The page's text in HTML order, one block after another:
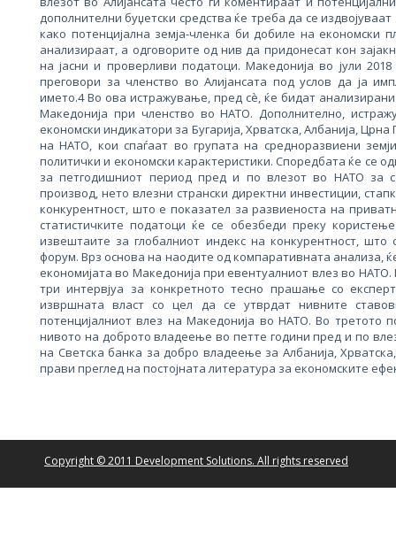
дополнителни буџетски средства ќе треба да се
како потенцијална земја-членка би добиле на
анализираат, а одговорите од нив да придонесат кон
на јасни и проверливи податоци. Македонија во јули
преговори за членство во Алијансата под услов да ја
името.4 Во ова истражување, пред сè, ќе бидат
Македонија при членство во НАТО. Дополнително,
економски индикатори за Бугарија, Хрватска, Албанија,
на НАТО, кои спаѓаат во групата на средноразвиени
политички и економски карактеристики. Споредбата ќе се
за петгодишниот период пред и по влезот во НАТО за
производ, нето влезни странски директни инвестиции,
конкурентност, што е показател за развиеноста на
статистичките податоци ќе се обезбеди преку
извештаите за глобалниот индекс на конкурентност, што
форум. Врз основа на наодите од компаративната анализа,
економијата во Македонија при евентуалниот влез во
три интервјуа за конкретното тесно прашање со
извршната власт со цел да се утврдат нивните
потенцијалниот влез на Македонија во НАТО. Во третото
нивото на доброто владеење во петте години пред и по
на Светска банка за добро владеење за Албанија,
прави преглед на постојната литература за економските
Copyright © 2011 Development Solutions. All rights reserved